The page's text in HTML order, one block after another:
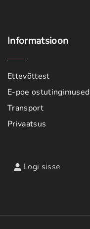
Informatsioon
Ettevõttest
E-poe ostutingimused
Transport
Privaatsus
Logi sisse